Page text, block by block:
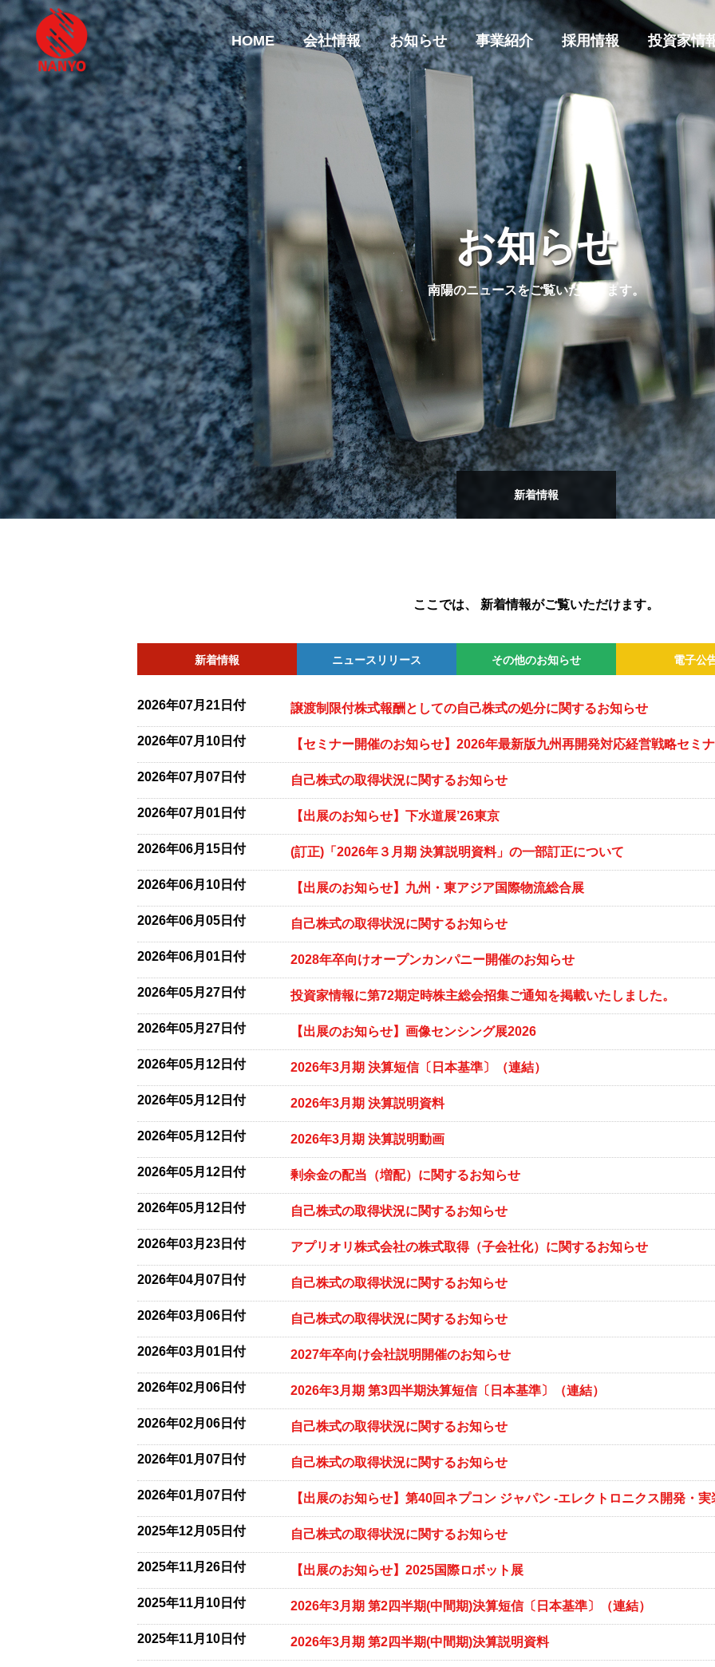
HOME 会社情報 お知らせ 事業紹介 採用情報 投資家情
お知らせ
南陽のニュースをご覧いただけます。
新着情報
ここでは、 新着情報がご覧いただけます。
新着情報 ニュースリリース その他のお知らせ 電子公
2026年07月21日付 譲渡制限付株式報酬としての自己株式の処分に関するお知らせ
2026年07月10日付 【セミナー開催のお知らせ】2026年最新版九州再開発対応経営戦略セミ
2026年07月07日付 自己株式の取得状況に関するお知らせ
2026年07月01日付 【出展のお知らせ】下水道展’26東京
2026年06月15日付 (訂正)「2026年３月期 決算説明資料」の一部訂正について
2026年06月10日付 【出展のお知らせ】九州・東アジア国際物流総合展
2026年06月05日付 自己株式の取得状況に関するお知らせ
2026年06月01日付 2028年卒向けオープンカンパニー開催のお知らせ
2026年05月27日付 投資家情報に第72期定時株主総会招集ご通知を掲載いたしました。
2026年05月27日付 【出展のお知らせ】画像センシング展2026
2026年05月12日付 2026年3月期 決算短信〔日本基準〕（連結）
2026年05月12日付 2026年3月期 決算説明資料
2026年05月12日付 2026年3月期 決算説明動画
2026年05月12日付 剰余金の配当（増配）に関するお知らせ
2026年05月12日付 自己株式の取得状況に関するお知らせ
2026年03月23日付 アプリオリ株式会社の株式取得（子会社化）に関するお知らせ
2026年04月07日付 自己株式の取得状況に関するお知らせ
2026年03月06日付 自己株式の取得状況に関するお知らせ
2026年03月01日付 2027年卒向け会社説明開催のお知らせ
2026年02月06日付 2026年3月期 第3四半期決算短信〔日本基準〕（連結）
2026年02月06日付 自己株式の取得状況に関するお知らせ
2026年01月07日付 自己株式の取得状況に関するお知らせ
2026年01月07日付 【出展のお知らせ】第40回ネプコン ジャパン -エレクトロニクス開発・実
2025年12月05日付 自己株式の取得状況に関するお知らせ
2025年11月26日付 【出展のお知らせ】2025国際ロボット展
2025年11月10日付 2026年3月期 第2四半期(中間期)決算短信〔日本基準〕（連結）
2025年11月10日付 2026年3月期 第2四半期(中間期)決算説明資料